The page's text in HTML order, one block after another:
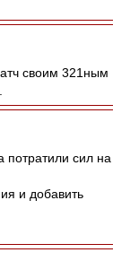
своим 321ным
потратили сил на
и добавить